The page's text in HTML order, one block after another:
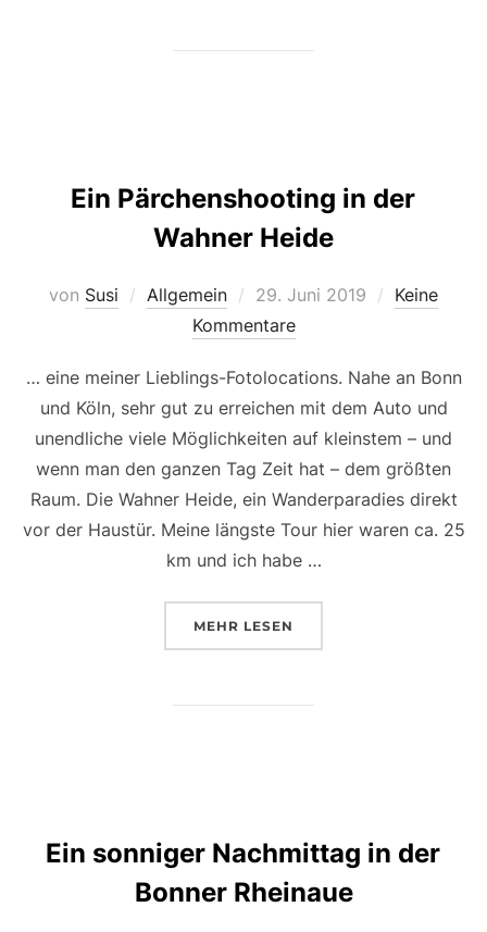
Ein Pärchenshooting in der
Wahner Heide
von Susi Allgemein
Veröffentlicht
am
29. Juni 2019
Keine
Kommentare
… eine meiner Lieblings-Fotolocations. Nahe an Bonn
und Köln, sehr gut zu erreichen mit dem Auto und
unendliche viele Möglichkeiten auf kleinstem – und
wenn man den ganzen Tag Zeit hat – dem größten
Raum. Die Wahner Heide, ein Wanderparadies direkt
vor der Haustür. Meine längste Tour hier waren ca. 25
km und ich habe …
MEHR ÜBER „EIN
LESEN
Ein sonniger Nachmittag in der
Bonner Rheinaue